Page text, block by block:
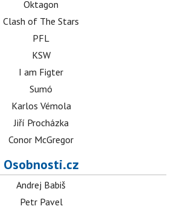
Oktagon
Clash of The Stars
PFL
KSW
I am Figter
Sumó
Karlos Vémola
Jiří Procházka
Conor McGregor
Osobnosti.cz
Andrej Babiš
Petr Pavel